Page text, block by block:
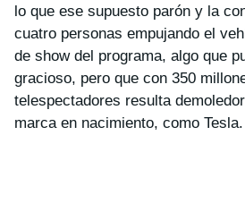
lo que ese supuesto parón y la
cuatro personas empujando el
de show del programa, algo que
gracioso, pero que con 350
telespectadores resulta
marca en nacimiento, como Tesla.